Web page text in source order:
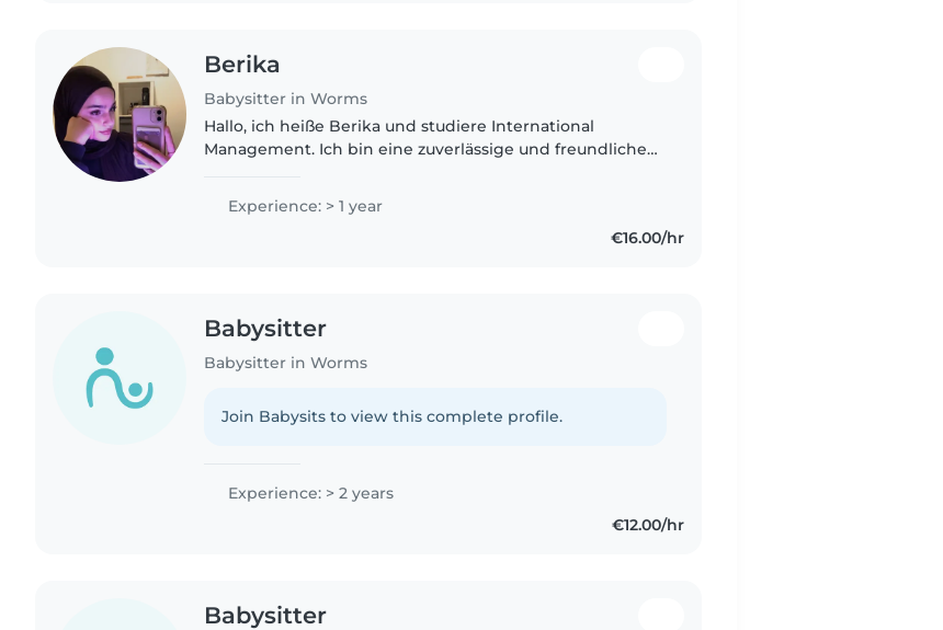
Berika
Babysitter in Worms
Hallo, ich heiße Berika und studiere International
Management. Ich bin eine zuverlässige und freundliche
es Spaß, mit Kindern..
Experience: > 1 year
€16.00/hr
Babysitter
Babysitter in Worms
Join Babysits to view this complete profile.
Experience: > 2 years
€12.00/hr
Babysitter